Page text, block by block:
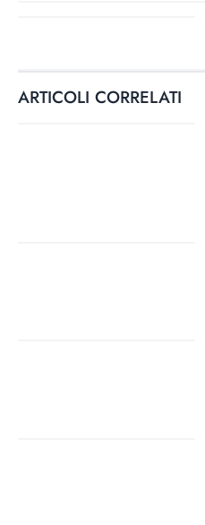
ARTICOLI CORRELATI